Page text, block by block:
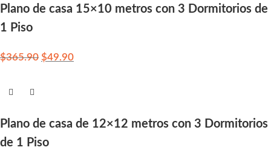
Plano de casa 15×10 metros con 3 Dormitorios de
1 Piso
$365.90 $49.90
Plano de casa de 12×12 metros con 3 Dormitorios
de 1 Piso